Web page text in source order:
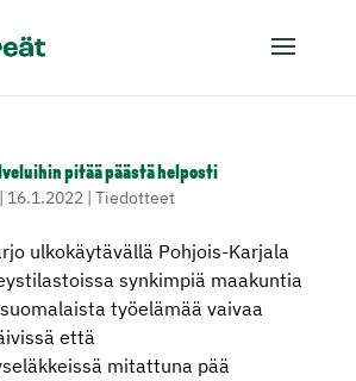
pitää päästä helposti
| 16.1.2022| Tiedotteet
ulkokäytävällä Pohjois-Karjala
synkimpiä maakuntia
työelämää vaivaa
että
mitattuna pää